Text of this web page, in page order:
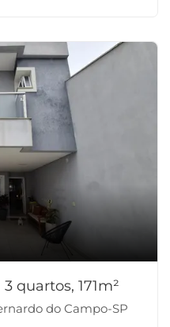
quartos, 171m²
do Campo-SP